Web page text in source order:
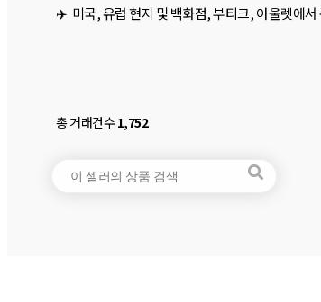
✈️  미국, 유럽 현지 및 백화점, 부티크, 아울렛에
총 거래건수1,752